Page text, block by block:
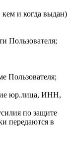
и когда выдан)
Пользователя;
Пользователя;
юр.лица, ИНН,
по защите
передаются в